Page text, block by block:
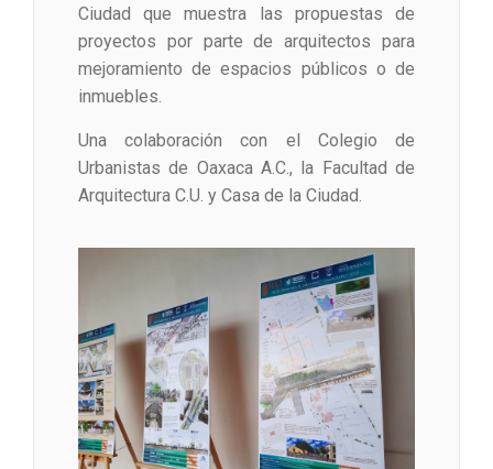
Ciudad que muestra las propuestas de
proyectos por parte de arquitectos para
mejoramiento de espacios públicos o de
inmuebles.
Una colaboración con el Colegio de
Urbanistas de Oaxaca A.C., la Facultad de
Arquitectura C.U. y Casa de la Ciudad.